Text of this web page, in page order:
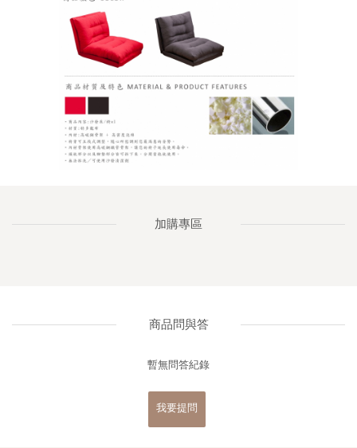
加購專區
商品問與答
暫無問答紀錄
我要提問